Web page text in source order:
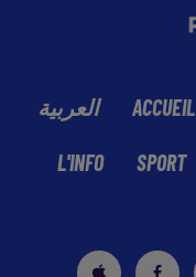
العربية ACCUEIL
L'INFO SPORT